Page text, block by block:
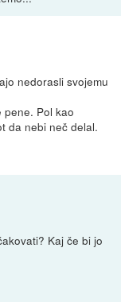
nedorasli svojemu
pene. Pol kao
da nebi neč delal.
Kaj če bi jo